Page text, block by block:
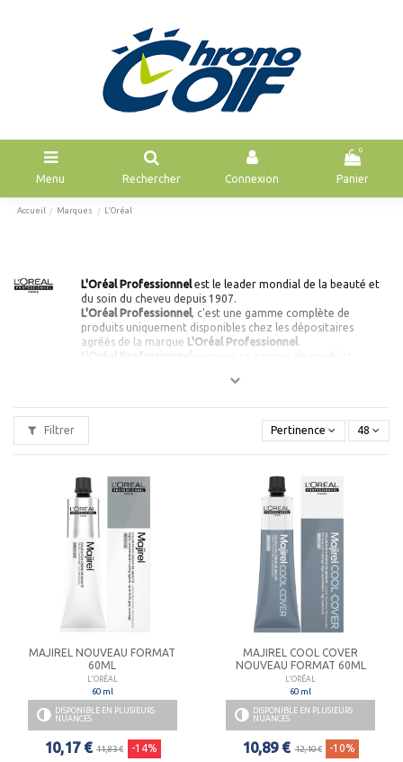
Menu Rechercher Connexion
0
Panier
Accueil Marques L'Oréal
L'Oréal Professionnel est le leader mondial de la beauté et
du soin du cheveu depuis 1907.
L'Oréal Professionnel
, c'est une gamme complète de
produits uniquement disponibles chez les dépositaires
agréés de la marque L'Oréal Professionnel
c’est une gamme de produits de
Filtrer
Pertinence 48
MAJIREL NOUVEAU FORMAT
60ML
L'ORÉAL
60 ml
DISPONIBLE EN PLUSIEURS
NUANCES
10,17 € 11,83 € -14%
MAJIREL COOL COVER
NOUVEAU FORMAT 60ML
L'ORÉAL
60 ml
DISPONIBLE EN PLUSIEURS
NUANCES
10,89 € 12,10 € -10%